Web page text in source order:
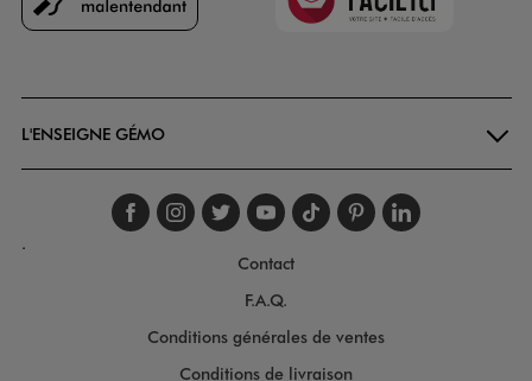
L'ENSEIGNE GÉMO
Suivez-nous sur
Suivez-nous sur
Suivez-nous sur
Suivez-nous
Suivez-nous
Suivez-
.
Contact
F.A.Q.
Conditions générales de ventes
Conditions de livraison